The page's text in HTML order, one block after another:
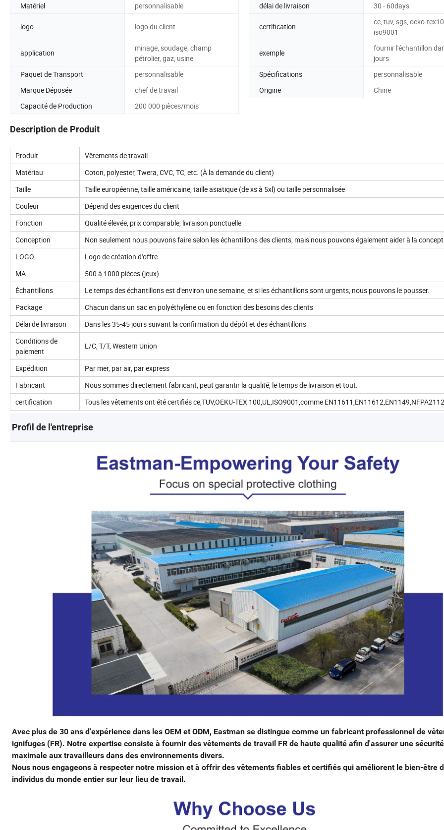
Matériel
personnalisable délai de livraison 30 - 60days
logo logo du client certification
ce, tuv, sgs, oeko-
iso9001
application
minage, soudage, champ
pétrolier, gaz, usine
exemple
fournir l'échantillon
jours
Paquet de Transport
personnalisable Spécifications
personnalisable
Marque Déposée
chef de travail Origine
Chine
Capacité de Production
200 000 pièces/mois
Description de Produit
Produit
Vêtements de travail
Matériau
Coton, polyester, Twera, CVC, TC, etc. (À la demande du client)
Taille
Taille européenne, taille américaine, taille asiatique (de xs à 5xl) ou taille personnalisée
Couleur
Dépend des exigences du client
Fonction
Qualité élevée, prix comparable, livraison ponctuelle
Conception
Non seulement nous pouvons faire selon les échantillons des clients, mais nous pouvons également aider à la
LOGO
Logo de création d'offre
MA
500 à 1000 pièces (jeux)
Échantillons
Le temps des échantillons est d'environ une semaine, et si les échantillons sont urgents, nous pouvons le pousser.
Package
Chacun dans un sac en polyéthylène ou en fonction des besoins des clients
Délai de livraison
Dans les 35-45 jours suivant la confirmation du dépôt et des échantillons
Conditions de
paiement
L/C, T/T, Western Union
Expédition
Par mer, par air, par express
Fabricant
Nous sommes directement fabricant, peut garantir la qualité, le temps de livraison et tout.
certification
Tous les vêtements ont été certifiés ce,TUV,OEKU-TEX 100,UL,ISO9001,comme
Profil de l'entreprise
Avec plus de 30 ans d'expérience dans les OEM et ODM, Eastman se distingue comme un fabricant professionnel de
ignifuges (FR). Notre expertise consiste à fournir des vêtements de travail FR de haute qualité afin d'assurer une sécurité
maximale aux travailleurs dans des environnements divers.
Nous nous engageons à respecter notre mission et à offrir des vêtements fiables et certifiés qui améliorent le bien-être
individus du monde entier sur leur lieu de travail.